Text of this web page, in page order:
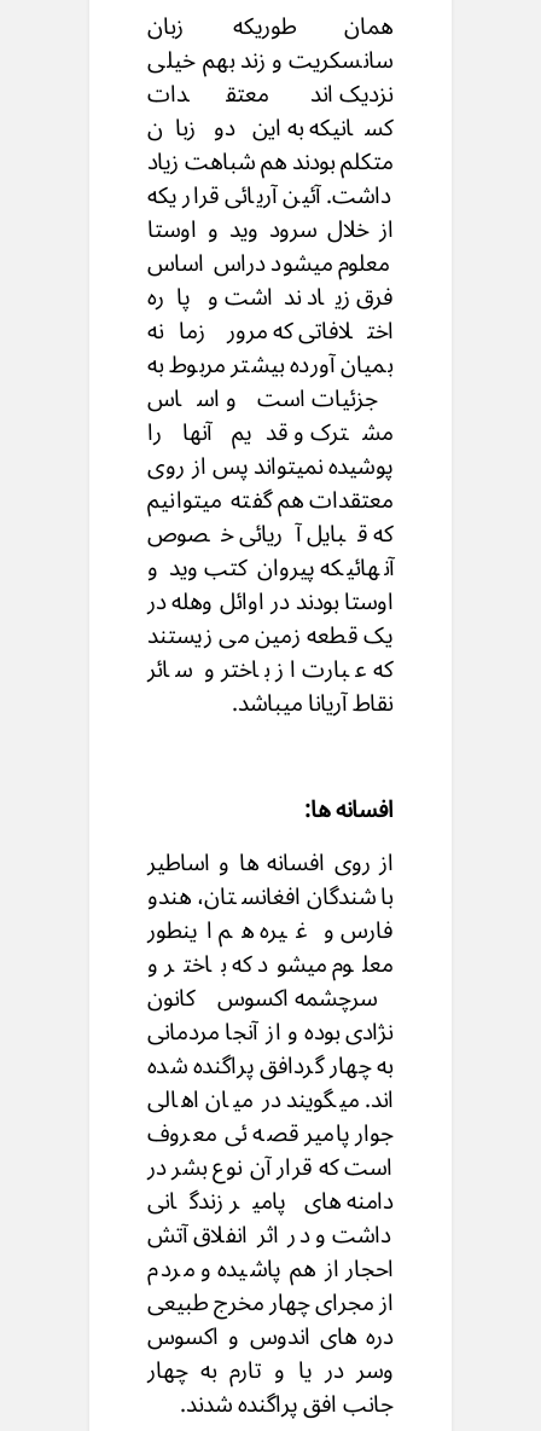
همان طوریکه زبان
سانسکریت و زند بهم خیلی
نزدیک اند معتقدات
کسانیکه به این دو زبان
متکلم بودند هم شباهت زیاد
داشت. آئین آریائی قرار یکه
از خلال سرود وید و اوستا
معلوم میشود دراس اساس
فرق زیاد نداشت و پاره
اختلافاتی که مرور زمانه
بمیان آورده بیشتر مربوط به
جزئیات است و اساس
مشترک و قدیم آنها را
پوشیده نمیتواند پس از روی
معتقدات هم گفته میتوانیم
که قبایل آریائی خصوص
آنهائیکه پیروان کتب وید و
اوستا بودند در اوائل وهله در
یک قطعه زمین می زیستند
که عبارت از باختر و سائر
نقاط آریانا میباشد.
افسانه ها:
از روی افسانه ها و اساطیر
باشندگان افغانستان، هندو
فارس و غیره هم اینطور
معلوم میشود که باختر و
سرچشمه اکسوس کانون
نژادی بوده و از آنجا مردمانی
به چهار گردافق پراگنده شده
اند. میگویند در میان اهالی
جوار پامیر قصه ئی معروف
است که قرار آن نوع بشر در
دامنه های پامیر زندگانی
داشت و در اثر انفلاق آتش
احجار از هم پاشیده و مردم
از مجرای چهار مخرج طبیعی
دره های اندوس و اکسوس
وسر در یا و تارم به چهار
جانب افق پراگنده شدند.